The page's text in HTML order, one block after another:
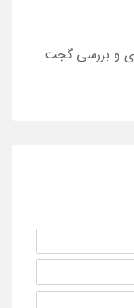
و بررسی گجت‌